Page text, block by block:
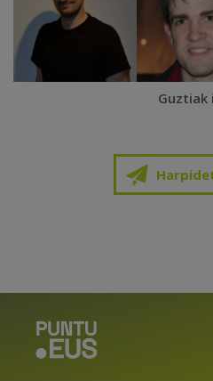
Guztiak